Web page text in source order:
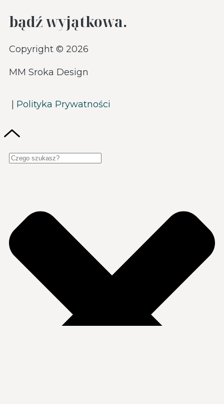
bądź wyjątkowa.
Copyright © 2026
MM Sroka Design
| Polityka Prywatności